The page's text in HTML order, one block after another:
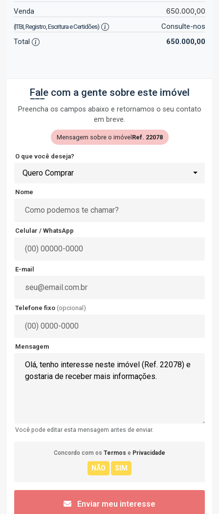
Venda 650.000,00
(ITBI, Registro, Escritura e Certidões)
Consulte-nos
Total
650.000,00
Fale com a gente sobre este imóvel
Preencha os campos abaixo e retornamos o seu contato
em breve.
Mensagem sobre o imóvel Ref. 22078
O que você deseja?
Quero Comprar
Nome
Celular / WhatsApp
E-mail
Telefone fixo (opcional)
Mensagem
Você pode editar esta mensagem antes de enviar.
Concordo com os Termos e Privacidade
Enviar meu interesse